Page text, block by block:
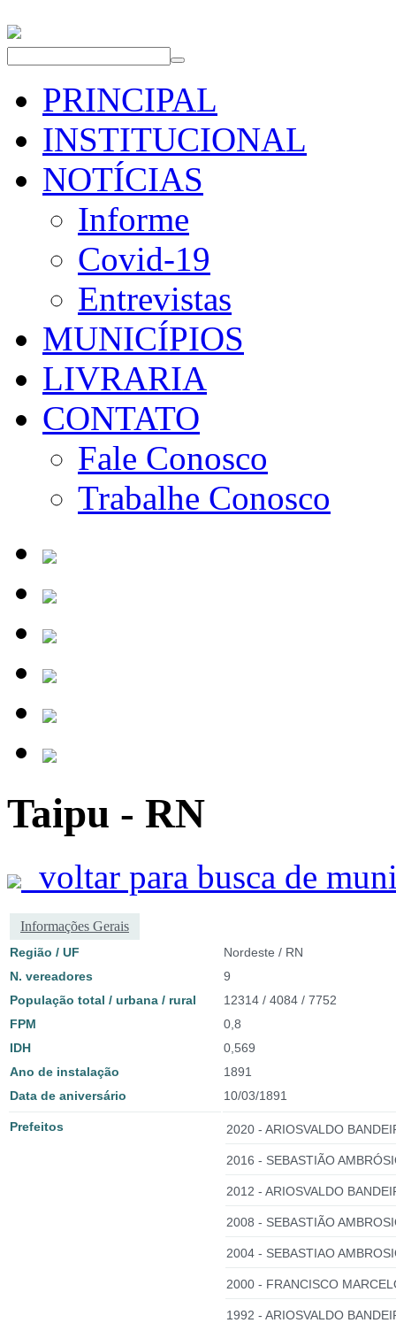
PRINCIPAL
INSTITUCIONAL
NOTÍCIAS
Informe
Covid-19
Entrevistas
MUNICÍPIOS
LIVRARIA
CONTATO
Fale Conosco
Trabalhe Conosco
Taipu - RN
voltar para busca de
Informações Gerais
Região / UF
Nordeste / RN
N. vereadores
9
População total / urbana / rural
12314 / 4084 / 7752
FPM
0,8
IDH
0,569
Ano de instalação
1891
Data de aniversário
10/03/1891
Prefeitos 2020 - ARIOSVALDO
2016 - SEBASTIÃO
2012 - ARIOSVALDO
2008 - SEBASTIÃO
2004 - SEBASTIAO
2000 - FRANCISCO
1992 - ARIOSVALDO